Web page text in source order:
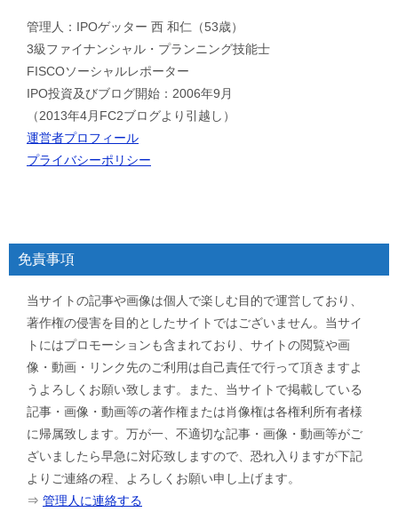
管理人：IPOゲッター 西 和仁（53歳）
3級ファイナンシャル・プランニング技能士
FISCOソーシャルレポーター
IPO投資及びブログ開始：2006年9月
（2013年4月FC2ブログより引越し）
運営者プロフィール
プライバシーポリシー
免責事項
当サイトの記事や画像は個人で楽しむ目的で運営しており、
著作権の侵害を目的としたサイトではございません。当サイ
トにはプロモーションも含まれており、サイトの閲覧や画
像・動画・リンク先のご利用は自己責任で行って頂きますよ
うよろしくお願い致します。また、当サイトで掲載している
記事・画像・動画等の著作権または肖像権は各権利所有者様
に帰属致します。万が一、不適切な記事・画像・動画等がご
ざいましたら早急に対応致しますので、恐れ入りますが下記
よりご連絡の程、よろしくお願い申し上げます。
⇒ 管理人に連絡する